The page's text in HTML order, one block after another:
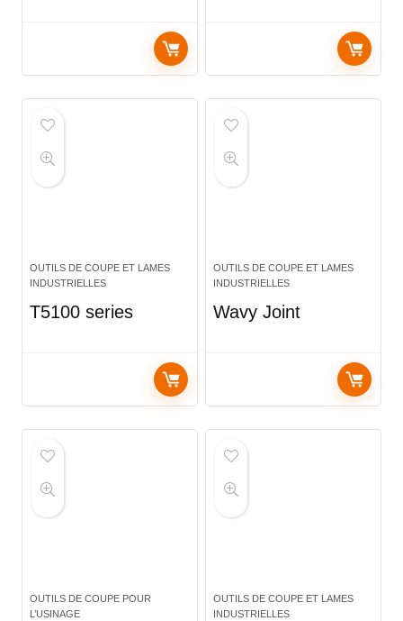
OUTILS DE COUPE ET LAMES
INDUSTRIELLES
T5100 series
OUTILS DE COUPE ET LAMES
INDUSTRIELLES
Wavy Joint
OUTILS DE COUPE POUR
L’USINAGE
OUTILS DE COUPE ET LAMES
INDUSTRIELLES